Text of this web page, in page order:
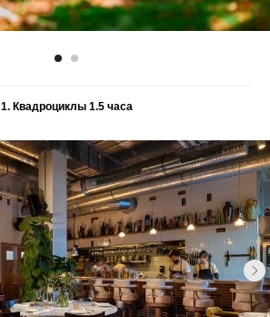
1. Квадроциклы 1.5 часа